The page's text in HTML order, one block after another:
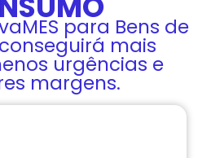
para Bens de
mais
urgências e
margens.